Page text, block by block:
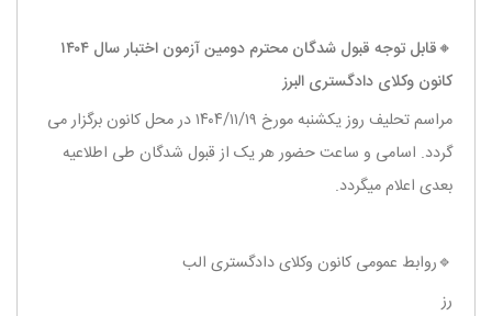
🔸️قابل توجه قبول شدگان محترم دومین آزمون اختبار سال ۱۴۰۴
کانون وکلای دادگستری البرز
مراسم تحلیف روز یکشنبه مورخ ۱۴۰۴/۱۱/۱۹ در محل کانون برگزار می
گردد. اسامی و ساعت حضور هر یک از قبول شدگان طی اطلاعیه
بعدی اعلام میگردد.
🔹️روابط عمومی کانون وکلای دادگستری الب
رز